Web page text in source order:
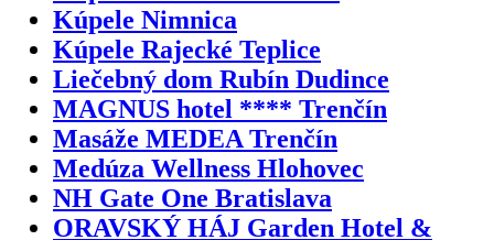
Kúpele Nimnica
Kúpele Rajecké Teplice
Liečebný dom Rubín Dudince
MAGNUS hotel **** Trenčín
Masáže MEDEA Trenčín
Medúza Wellness Hlohovec
NH Gate One Bratislava
ORAVSKÝ HÁJ Garden Hotel &